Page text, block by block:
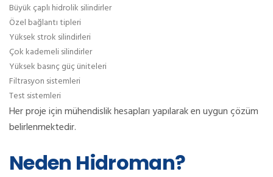
Büyük çaplı hidrolik silindirler
Özel bağlantı tipleri
Yüksek strok silindirleri
Çok kademeli silindirler
Yüksek basınç güç üniteleri
Filtrasyon sistemleri
Test sistemleri
Her proje için mühendislik hesapları yapılarak en uygun çözüm
belirlenmektedir.
Neden Hidroman?